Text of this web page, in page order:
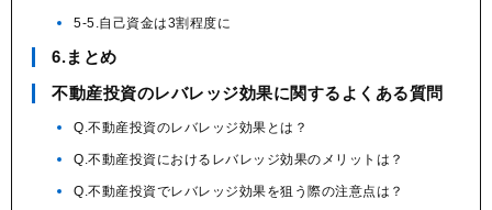
5-5.自己資金は3割程度に
6.まとめ
不動産投資のレバレッジ効果に関するよくある質問
Q.不動産投資のレバレッジ効果とは？
Q.不動産投資におけるレバレッジ効果のメリットは？
Q.不動産投資でレバレッジ効果を狙う際の注意点は？